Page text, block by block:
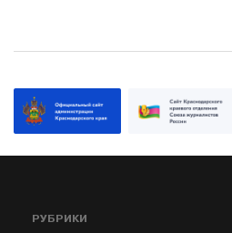
РУБРИКИ